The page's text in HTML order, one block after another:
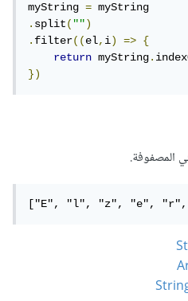
myString =
.split("")
.filter((el,i) =>
{
return myString.
})
["E", "l", "z", "e", "r",